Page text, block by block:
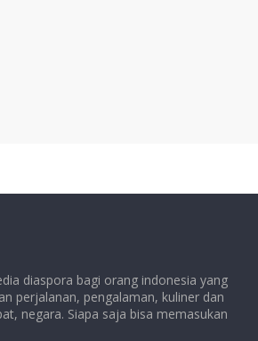
diaspora bagi orang indonesia yang
perjalanan, pengalaman, kuliner dan
negara. Siapa saja bisa memasukan